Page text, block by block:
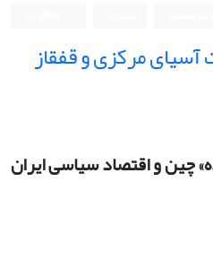
آسیای مرکزی و قفقاز
چین و اقتصاد سیاسی ایران